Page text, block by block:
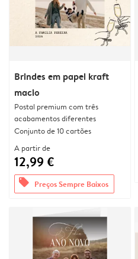
Brindes em papel kraft
macio
Postal premium com três
acabamentos diferentes
Conjunto de 10 cartões
A partir de
12,99 €
offers Preços Sempre Baixos